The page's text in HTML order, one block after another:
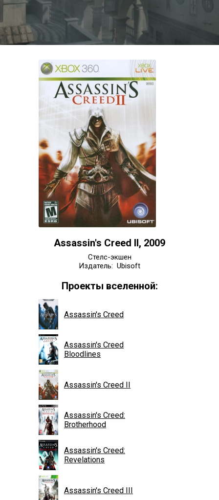
Assassin's Creed II, 2009
Стелс-экшен
Издатель: Ubisoft
Проекты вселенной:
Assassin's Creed
Assassin's Creed
Bloodlines
Assassin's Creed II
Assassin's Creed:
Brotherhood
Assassin's Creed:
Revelations
Assassin's Creed III